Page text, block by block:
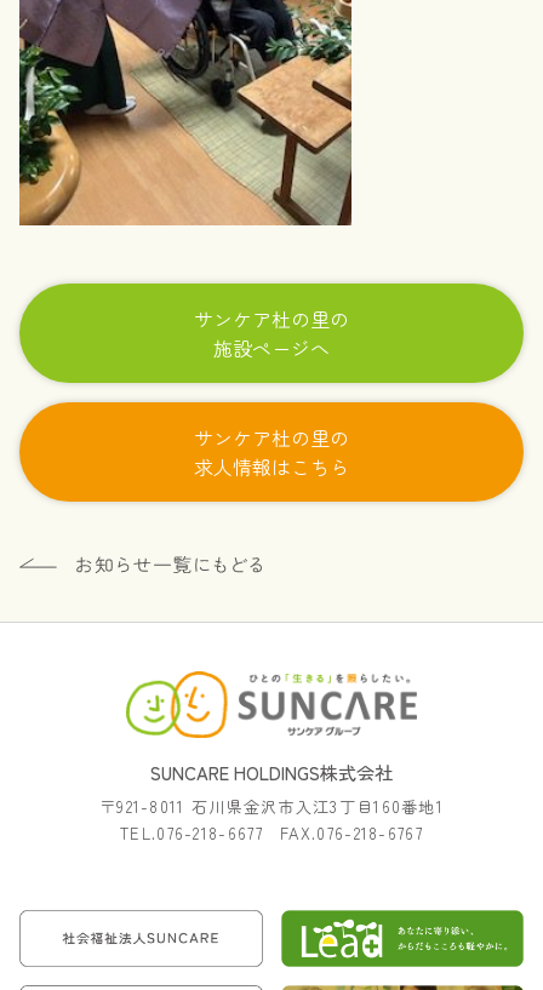
サンケア杜の里の
施設ページへ
サンケア杜の里の
求人情報はこちら
SUNCARE HOLDINGS株式会社
〒921-8011 石川県金沢市入江3丁目160番地1
TEL.076-218-6677 FAX.076-218-6767